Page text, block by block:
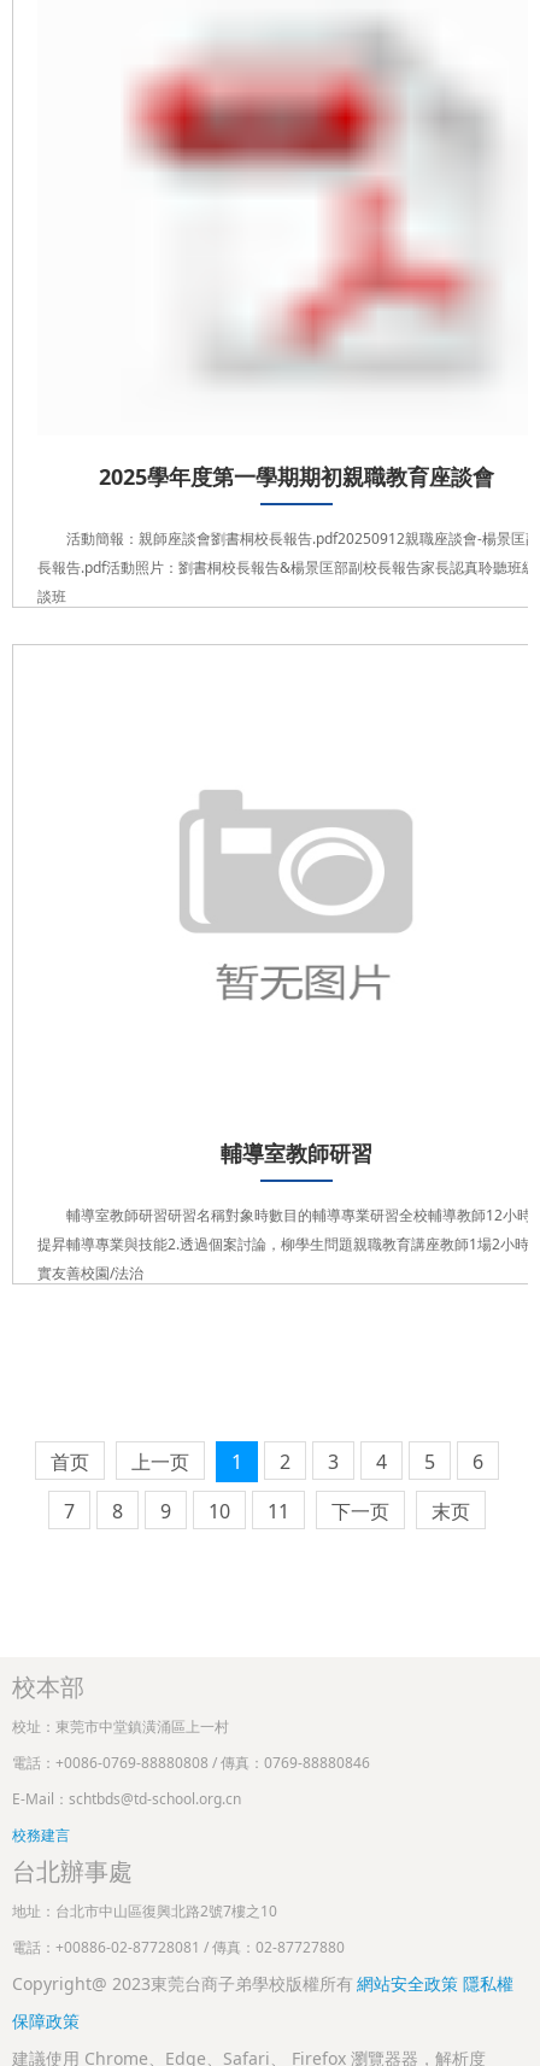
2025學年度第一學期期初親職教育座談會
活動簡報：親師座談會劉書桐校長報告.pdf20250912親職座談會-楊景匡
長報告.pdf活動照片：劉書桐校長報告&楊景匡部副校長報告家長認真聆聽班級
談班
輔導室教師研習
輔導室教師研習研習名稱對象時數目的輔導專業研習全校輔導教師12小時
提昇輔導專業與技能2.透過個案討論，柳學生問題親職教育講座教師1場2小時
實友善校園/法治
首页 上一页 1 2 3 4 5
6
7
8 9 10 11 下一页 末页
校本部
校址：東莞市中堂鎮潢涌區上一村
電話：+0086-0769-88880808 / 傳真：0769-88880846
E-Mail：schtbds@td-school.org.cn
校務建言
台北辦事處
地址：台北市中山區復興北路2號7樓之10
電話：+00886-02-87728081 / 傳真：02-87727880
Copyright@ 2023東莞台商子弟學校版權所有 網站安全政策 隱私權
保障政策
建議使用 Chrome、Edge、Safari、 Firefox 瀏覽器器，解析度